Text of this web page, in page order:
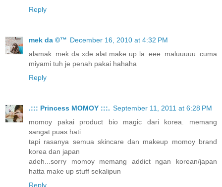
Reply
mek da ©™ December 16, 2010 at 4:32 PM
alamak..mek da xde alat make up la..eee..maluuuuu..cuma
miyami tuh je penah pakai hahaha
Reply
.::: Princess MOMOY :::. September 11, 2011 at 6:28 PM
momoy pakai product bio magic dari korea. memang
sangat puas hati
tapi rasanya semua skincare dan makeup momoy brand
korea dan japan
adeh...sorry momoy memang addict ngan korean/japan
hatta make up stuff sekalipun
Reply